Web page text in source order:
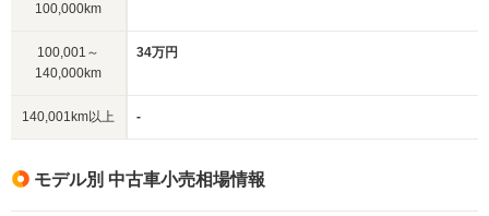
100,000km
100,001～
140,000km
34万円
140,001km以上 -
モデル別 中古車小売相場情報